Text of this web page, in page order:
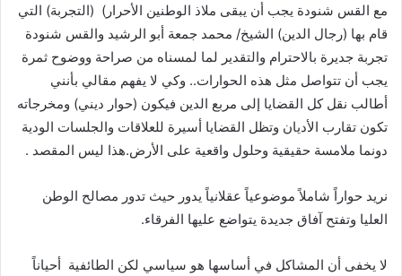
مع القس شنودة يجب أن يبقى ملاذ الوطنين الأحرار) (التجربة) التي
قام بها (رجال الدين) الشيخ/ محمد جمعة أبو الرشيد والقس شنودة
تجربة جديرة بالاحترام والتقدير لما لمسناه من صراحة ووضوح ثمرة
يجب أن تتواصل مثل هذه الحوارات.. وكي لا يفهم مقالي بأنني
أطالب نقل كل القضايا إلى مربع الدين فيكون (حوار ديني) ومخرجاته
تكون تقارب الأديان وتظل القضايا أسيرة للعلاقات والجلسات الودية
دونما ملامسة حقيقية وحلول واقعية على الأرض.هذا ليس المقصد .
نريد حواراً شاملاً موضوعياً عقلانياً يدور حيث تدور مصالح الوطن
العليا وتفتح آفاق جديدة يتواضع عليها الفرقاء.
لا يخفى أن المشاكل في أساسها هو سياسي لكن الطائفية أحياناً